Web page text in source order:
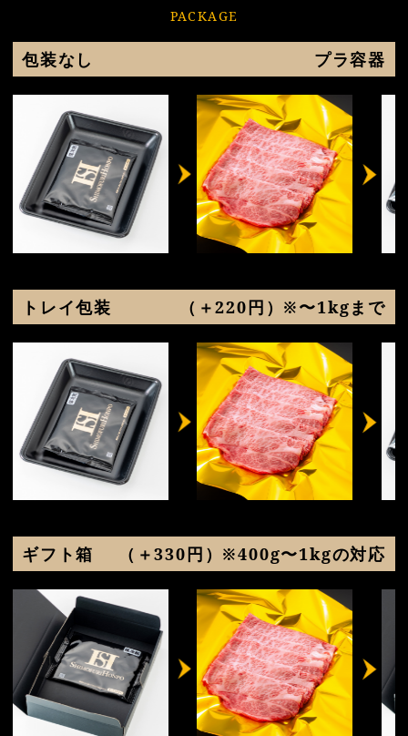
PACKAGE
包装なし プラ容器
トレイ包装 （＋220円）※〜1kgまで
ギフト箱 （＋330円）※400g〜1kgの対応